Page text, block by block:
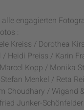
engagierten
:
Kreiss / Dorothea
/ Heidi Preiss / Karin
Kopp / Monika
Menkel / Reta
Choudhary / Wigand
Junker-